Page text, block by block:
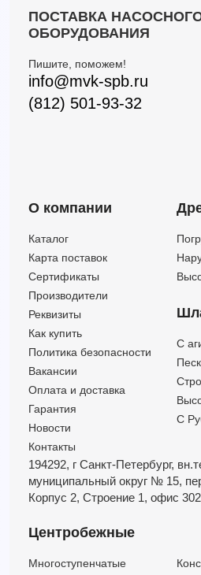
ПОСТАВКА
ОБОРУДОВАНИЯ
Пишите, поможем!
info@mvk-spb.ru
(812) 501-93-32
О компании
Каталог
Карта поставок
Сертификаты
Производители
Реквизиты
Как купить
Политика безопасности
Вакансии
Оплата и доставка
Гарантия
Новости
Контакты
C
С
194292, г Санкт-Петербург,
муниципальный округ № 15,
Корпус 2, Строение 1, офис 302
Центробежные
Многоступенчатые